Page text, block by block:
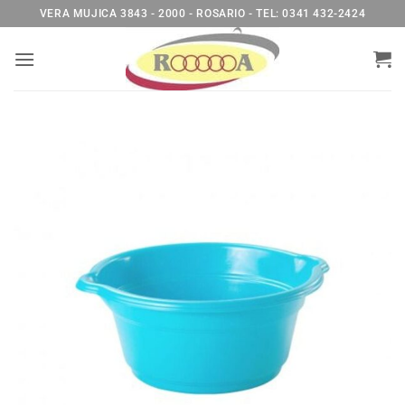
al
contenido
VERA MUJICA 3843 - 2000 - ROSARIO - TEL: 0341 432-2424